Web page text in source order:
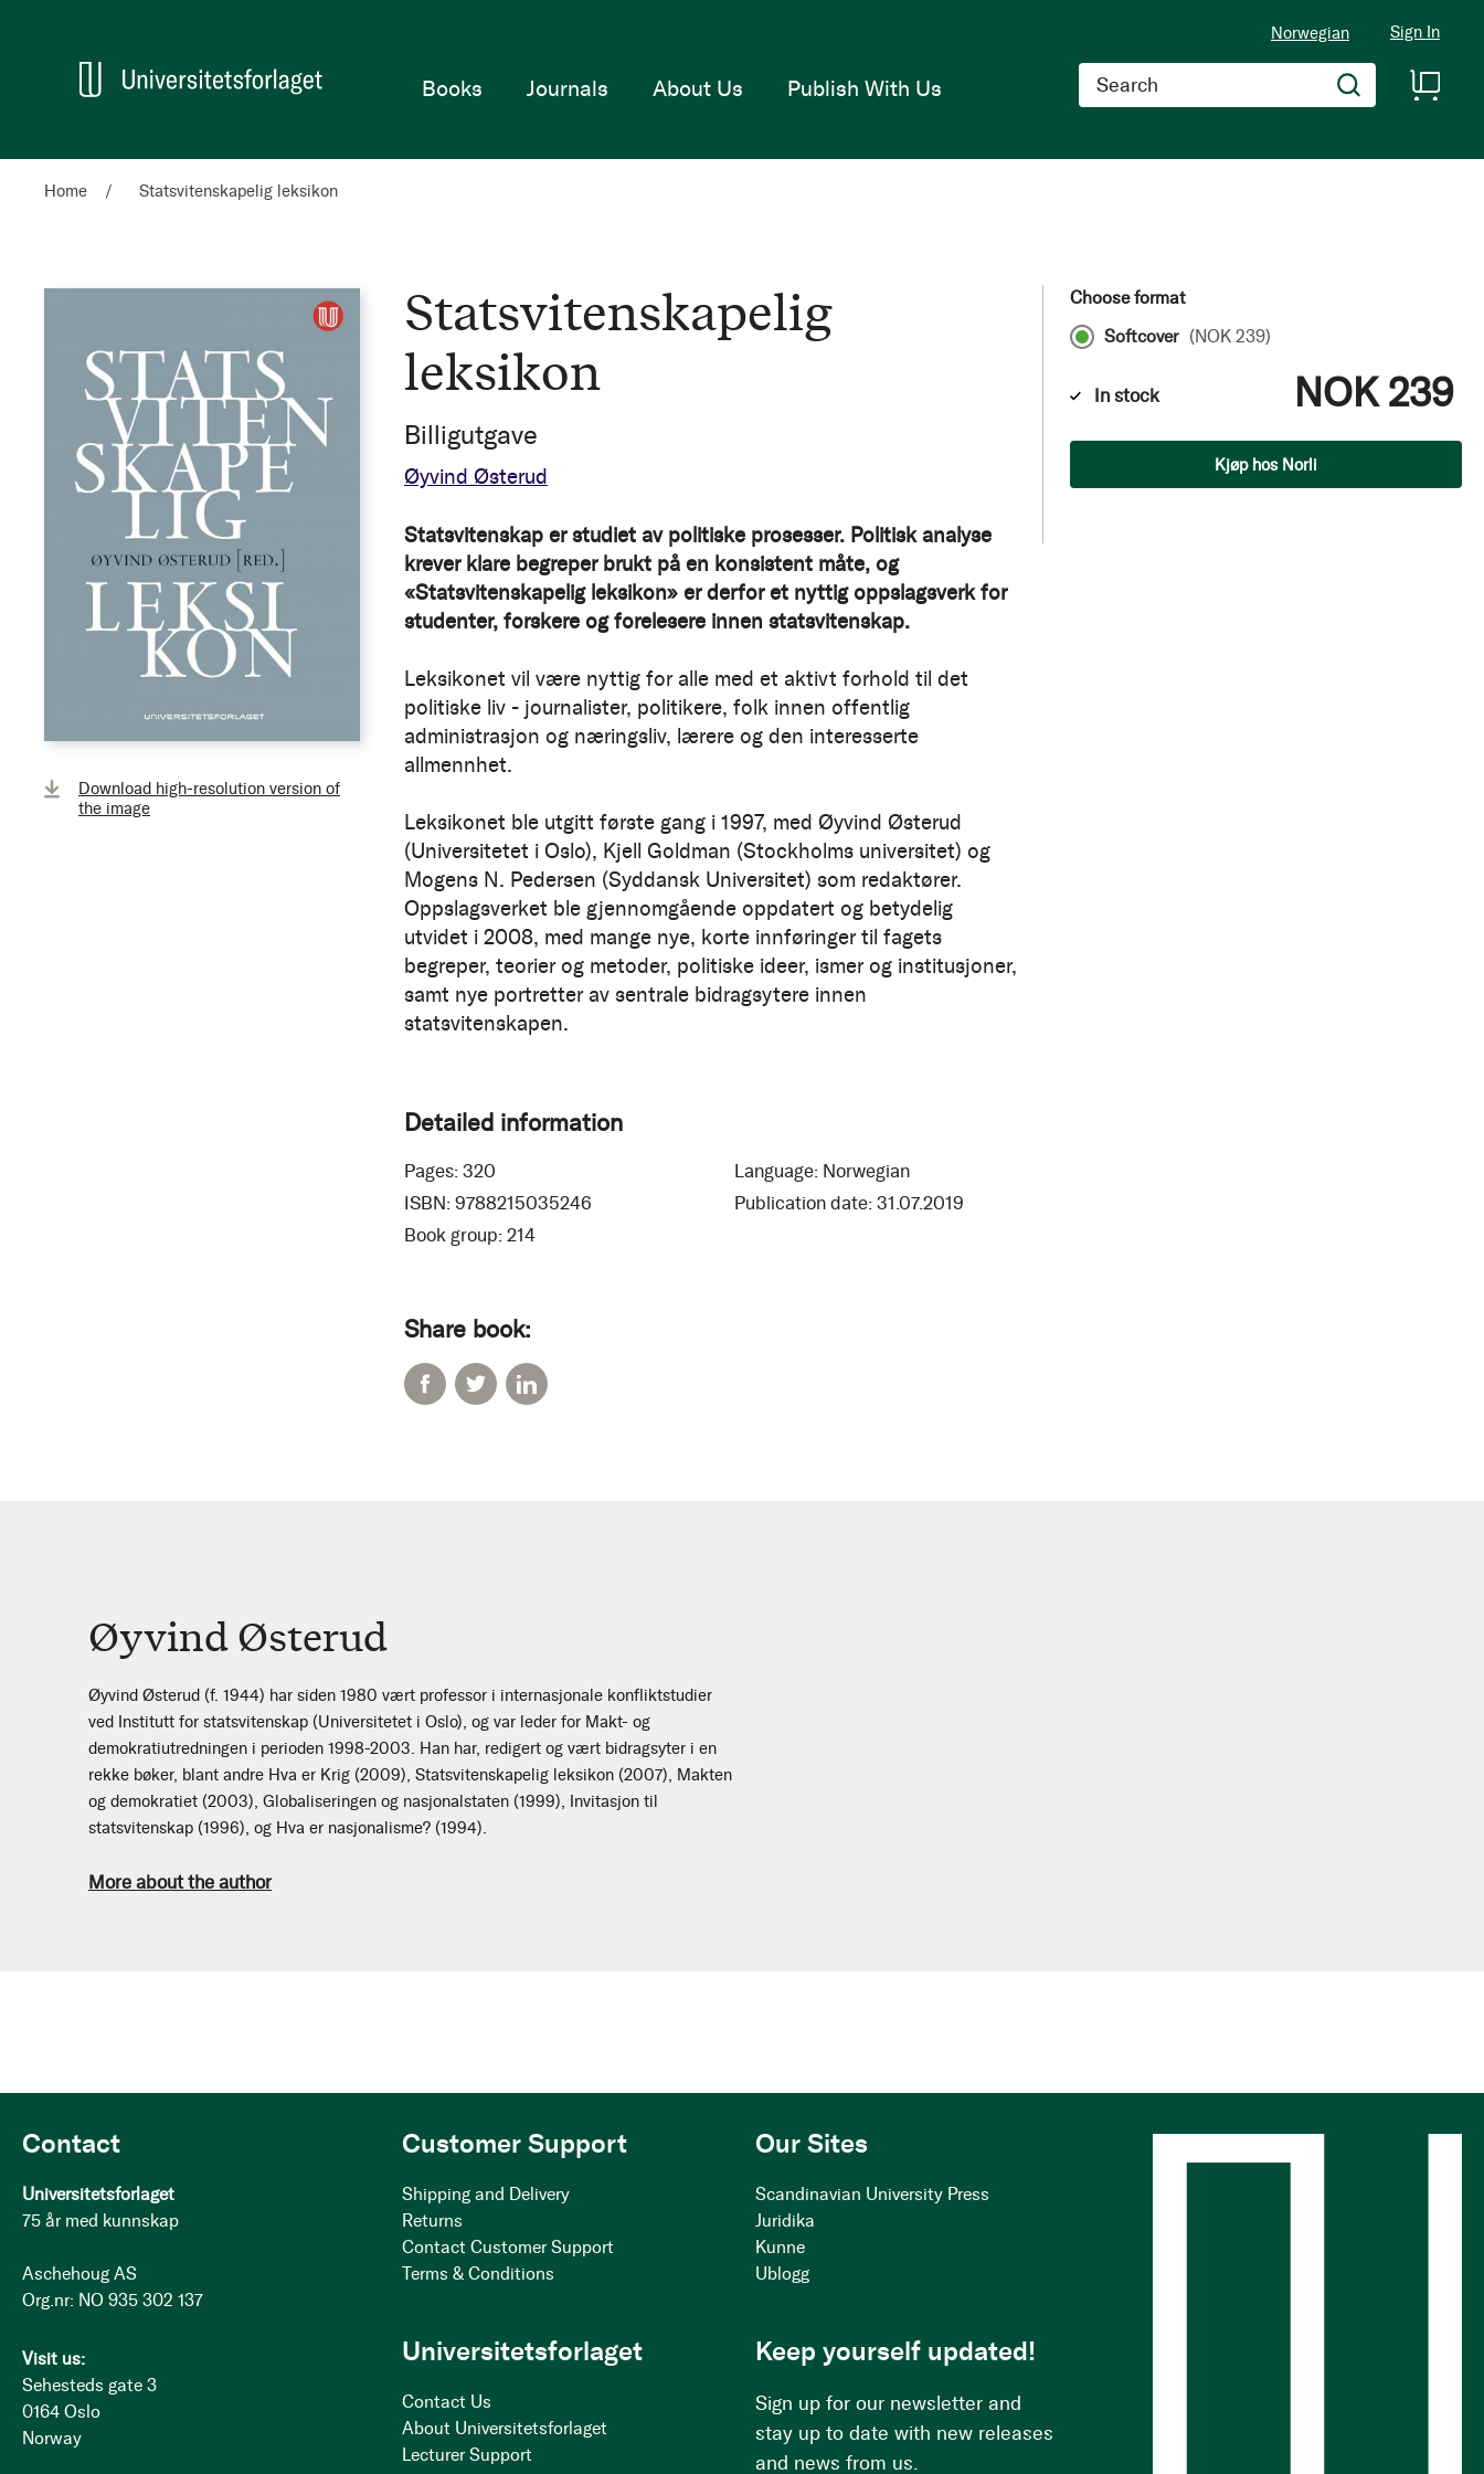
Norwegian Sign In
Search
Home
Books Journals About Us Publish With Us
Home Statsvitenskapelig leksikon
Download high-resolution version of
the image
Statsvitenskapelig
leksikon
Billigutgave
Øyvind Østerud
Statsvitenskap er studiet av politiske prosesser. Politisk analyse
krever klare begreper brukt på en konsistent måte, og
«Statsvitenskapelig leksikon» er derfor et nyttig oppslagsverk for
studenter, forskere og forelesere innen statsvitenskap.
Leksikonet vil være nyttig for alle med et aktivt forhold til det
politiske liv - journalister, politikere, folk innen offentlig
administrasjon og næringsliv, lærere og den interesserte
allmennhet.
Leksikonet ble utgitt første gang i 1997, med Øyvind Østerud
(Universitetet i Oslo), Kjell Goldman (Stockholms universitet) og
Mogens N. Pedersen (Syddansk Universitet) som redaktører.
Oppslagsverket ble gjennomgående oppdatert og betydelig
utvidet i 2008, med mange nye, korte innføringer til fagets
begreper, teorier og metoder, politiske ideer, ismer og institusjoner,
samt nye portretter av sentrale bidragsytere innen
statsvitenskapen.
Detailed information
Pages: 320 Language: Norwegian
ISBN: 9788215035246 Publication date: 31.07.2019
Book group: 214
Share book:
Choose format
Softcover (NOK 239)
In stock NOK 239
Kjøp hos Norli
Øyvind Østerud
Øyvind Østerud (f. 1944) har siden 1980 vært professor i internasjonale konfliktstudier
ved Institutt for statsvitenskap (Universitetet i Oslo), og var leder for Makt- og
demokratiutredningen i perioden 1998-2003. Han har, redigert og vært bidragsyter i en
rekke bøker, blant andre Hva er Krig (2009), Statsvitenskapelig leksikon (2007), Makten
og demokratiet (2003), Globaliseringen og nasjonalstaten (1999), Invitasjon til
statsvitenskap (1996), og Hva er nasjonalisme? (1994).
More about the author
Contact
Universitetsforlaget
75 år med kunnskap
Aschehoug AS
Org.nr: NO 935 302 137
Visit us:
Sehesteds gate 3
0164 Oslo
Norway
Customer Support
Shipping and Delivery
Returns
Contact Customer Support
Terms & Conditions
Our Sites
Scandinavian University Press
Juridika
Kunne
Ublogg
Universitetsforlaget
Contact Us
About Universitetsforlaget
Lecturer Support
Keep yourself updated!
Sign up for our newsletter and
stay up to date with new releases
and news from us.